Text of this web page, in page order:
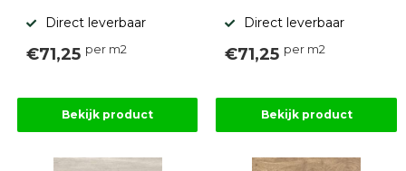
Direct leverbaar
€71,25 per m2
Bekijk product
Direct leverbaar
€71,25 per m2
Bekijk product